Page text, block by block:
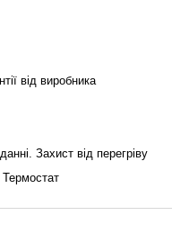
від виробника
Захист від перегріву